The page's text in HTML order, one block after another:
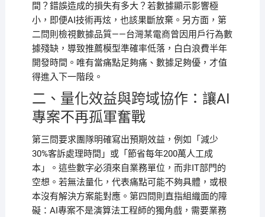
間？錯誤造成的損失有多大？若數據顯示影響極
小，即便AI技術再炫，也該果斷放棄。另方面，第
二問則檢視數據品質——台灣某電商曾因用戶行為數
據殘缺，導致推薦模型準確率低落，白白浪費半年
開發時間。唯有當痛點足夠痛、數據足夠優，才值
得進入下一階段。
二、量化效益與跨域協作：讓AI
專案不再孤軍奮戰
第三問要求團隊明確寫出預期效益，例如「減少
30%客訴處理時間」或「節省每年200萬人工成
本」。這些數字必須來自業務單位，而非IT部門的
空想。若無法量化，代表痛點可能不夠具體，或根
本沒有解決方案能對應。第四問則直指組織面的障
礙：AI專案不是演算法工程師的獨角戲，需要業務